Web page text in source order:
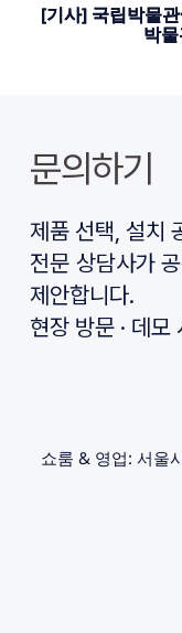
[기사] 국립박물
박
문의하기
제품 선택, 설치
전문 상담사가
제안합니다.
현장 방문 · 데모
쇼룸 & 영업: 서울